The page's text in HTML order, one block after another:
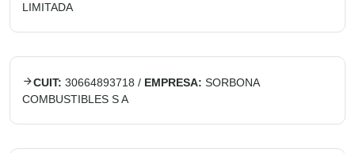
LIMITADA
CUIT: 30664893718 / EMPRESA: SORBONA
COMBUSTIBLES S A